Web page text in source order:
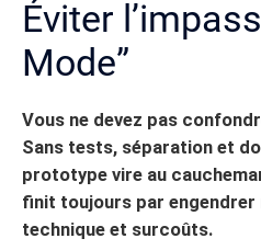
Éviter
Mode”
Vous ne devez pas
Sans tests, séparation et
prototype vire au
finit toujours par
technique et surcoûts.